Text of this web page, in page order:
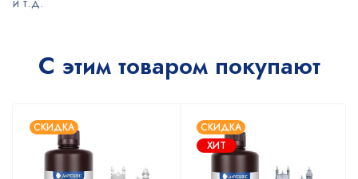
С этим товаром покупают
СКИДКА
СКИДКА
ХИТ